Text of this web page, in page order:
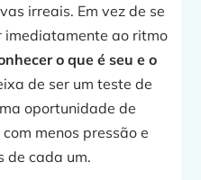
irreais. Em vez de se
ao ritmo
o que é seu e o
de ser um teste de
oportunidade de
menos pressão e
de cada um.